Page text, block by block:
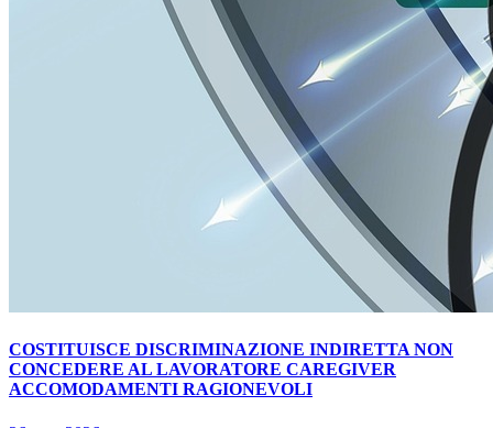
COSTITUISCE DISCRIMINAZIONE INDIRETTA NON
CONCEDERE AL LAVORATORE CAREGIVER
ACCOMODAMENTI RAGIONEVOLI